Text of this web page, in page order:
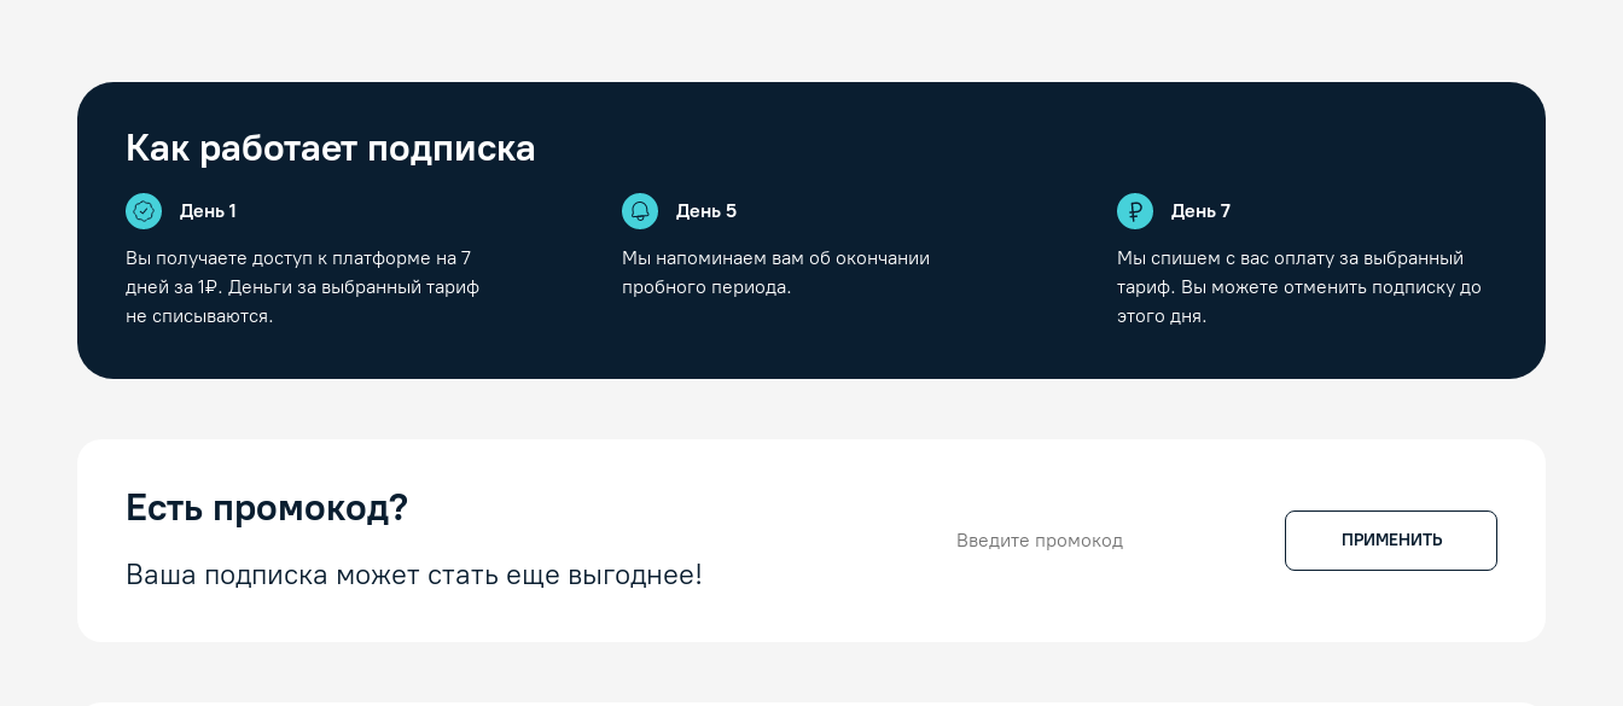
Как работает подписка
День 1
Вы получаете доступ к платформе на 7
дней за 1₽. Деньги за выбранный тариф
не списываются.
День 5
Мы напоминаем вам об окончании
пробного периода.
День7
Мы спишем с вас оплату за выбранный
тариф. Вы можете отменить подписку до
этого дня.
Есть промокод?
Ваша подписка может стать еще выгоднее!
ПРИМЕНИТЬ